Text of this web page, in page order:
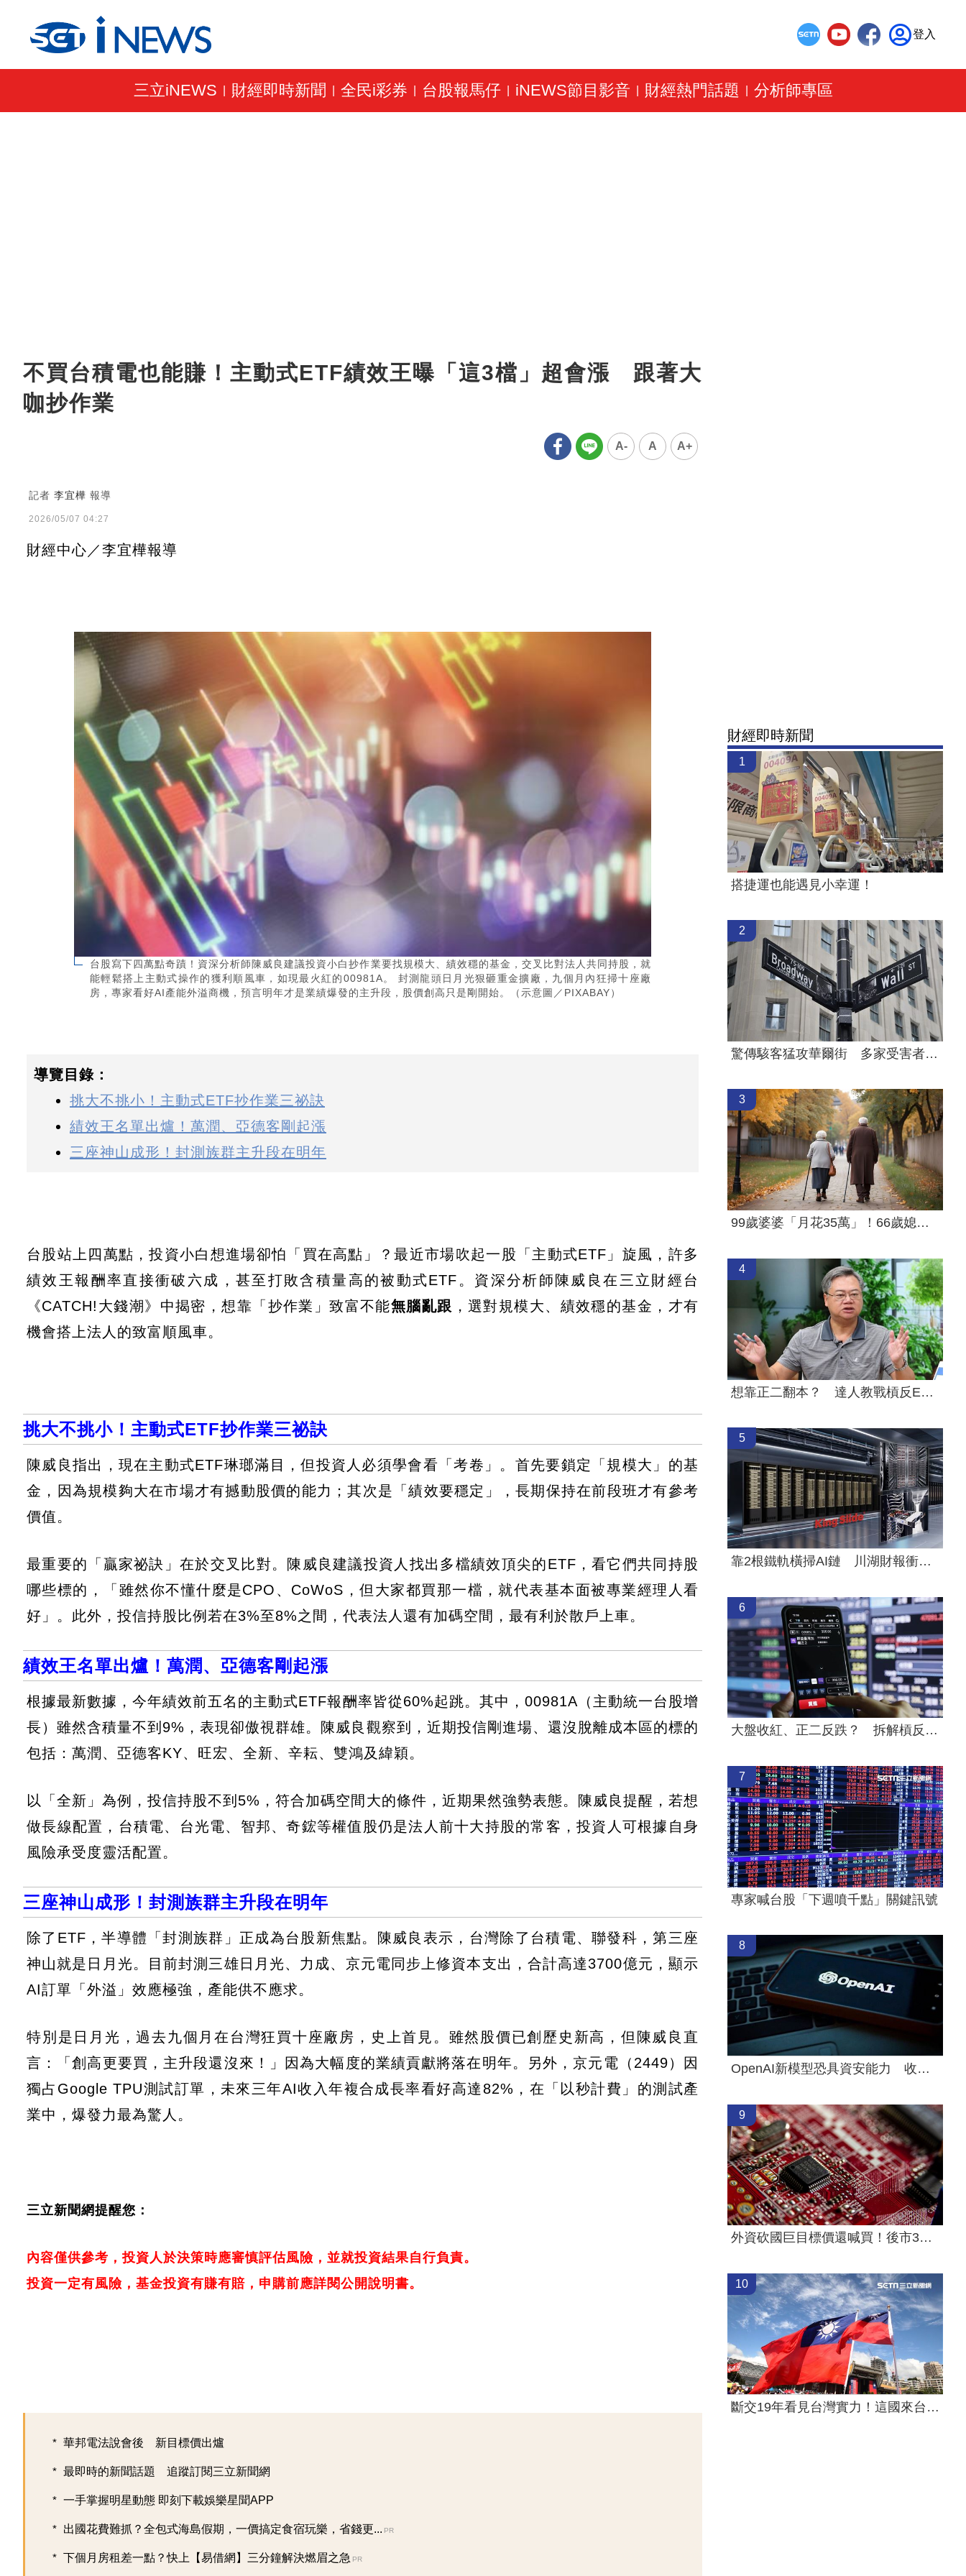
登入
三立iNEWS 財經即時新聞 全民i彩券 台股報馬仔| iNEWS節目影音 財經熱門話題 分析師專區
不買台積電也能賺！主動式ETF績效王曝「這3檔」超會漲 跟著大
咖抄作業
A- A A+
記者 李宜樺 報導
2026/05/07 04:27
財經中心／李宜樺報導
台股寫下四萬點奇蹟！資深分析師陳威良建議投資小白抄作業要找規模大、績效穩的基金，交叉比對法人共同持股，就
能輕鬆搭上主動式操作的獲利順風車，如現最火紅的00981A。 封測龍頭日月光狠砸重金擴廠，九個月內狂掃十座廠
房，專家看好AI產能外溢商機，預言明年才是業績爆發的主升段，股價創高只是剛開始。（示意圖／PIXABAY）
導覽目錄：
挑大不挑小！主動式ETF抄作業三祕訣
績效王名單出爐！萬潤、亞德客剛起漲
三座神山成形！封測族群主升段在明年
台股站上四萬點，投資小白想進場卻怕「買在高點」？最近市場吹起一股「主動式ETF」旋風，許多
績效王報酬率直接衝破六成，甚至打敗含積量高的被動式ETF。資深分析師陳威良在三立財經台
《CATCH!大錢潮》中揭密，想靠「抄作業」致富不能無腦亂跟 ，選對規模大、績效穩的基金，才有
機會搭上法人的致富順風車。
挑大不挑小！主動式ETF抄作業三祕訣
陳威良指出，現在主動式ETF琳瑯滿目，但投資人必須學會看「考卷」。首先要鎖定「規模大」的基
金，因為規模夠大在市場才有撼動股價的能力；其次是「績效要穩定」，長期保持在前段班才有參考
價值。
最重要的「贏家祕訣」在於交叉比對。陳威良建議投資人找出多檔績效頂尖的ETF，看它們共同持股
哪些標的，「雖然你不懂什麼是CPO、CoWoS，但大家都買那一檔，就代表基本面被專業經理人看
好」。此外，投信持股比例若在3%至8%之間，代表法人還有加碼空間，最有利於散戶上車。
績效王名單出爐！萬潤、亞德客剛起漲
根據最新數據，今年績效前五名的主動式ETF報酬率皆從60%起跳。其中，00981A（主動統一台股增
長）雖然含積量不到9%，表現卻傲視群雄。陳威良觀察到，近期投信剛進場、還沒脫離成本區的標的
包括：萬潤、亞德客KY、旺宏、全新、辛耘、雙鴻及緯穎。
以「全新」為例，投信持股不到5%，符合加碼空間大的條件，近期果然強勢表態。陳威良提醒，若想
做長線配置，台積電、台光電、智邦、奇鋐等權值股仍是法人前十大持股的常客，投資人可根據自身
風險承受度靈活配置。
三座神山成形！封測族群主升段在明年
除了ETF，半導體「封測族群」正成為台股新焦點。陳威良表示，台灣除了台積電、聯發科，第三座
神山就是日月光。目前封測三雄日月光、力成、京元電同步上修資本支出，合計高達3700億元，顯示
AI訂單「外溢」效應極強，產能供不應求。
特別是日月光，過去九個月在台灣狂買十座廠房，史上首見。雖然股價已創歷史新高，但陳威良直
言：「創高更要買，主升段還沒來！」因為大幅度的業績貢獻將落在明年。另外，京元電（2449）因
獨占Google TPU測試訂單，未來三年AI收入年複合成長率看好高達82%，在「以秒計費」的測試產
業中，爆發力最為驚人。
三立新聞網提醒您：
內容僅供參考，投資人於決策時應審慎評估風險，並就投資結果自行負責。
投資一定有風險，基金投資有賺有賠，申購前應詳閱公開說明書。
華邦電法說會後 新目標價出爐
最即時的新聞話題 追蹤訂閱三立新聞網
一手掌握明星動態 即刻下載娛樂星聞APP
出國花費難抓？全包式海島假期，一價搞定食宿玩樂，省錢更... PR
下個月房租差一點？快上【易借網】三分鐘解決燃眉之急 PR
財經即時新聞
1
搭捷運也能遇見小幸運！
2
驚傳駭客猛攻華爾街 多家受害者已吐贖金
3
99歲婆婆「月花35萬」！66歲媳無法退休
4
想靠正二翻本？ 達人教戰槓反ETF心法
5
靠2根鐵軌橫掃AI鏈 川湖財報衝上萬金股
6
大盤收紅、正二反跌？ 拆解槓反ETF秒懂
7
專家喊台股「下週噴千點」關鍵訊號
8
OpenAI新模型恐具資安能力 收緊研發管控
9
外資砍國巨目標價還喊買！後市3指標曝
10
斷交19年看見台灣實力！這國來台尋找商機